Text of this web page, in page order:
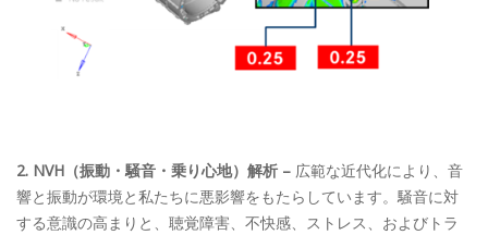
2. NVH（振動・騒音・乗り心地）解析 – 広範な近代化により、音
響と振動が環境と私たちに悪影響をもたらしています。騒音に対
する意識の高まりと、聴覚障害、不快感、ストレス、およびトラ